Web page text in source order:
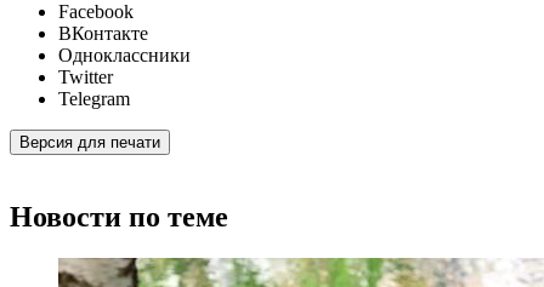
Facebook
ВКонтакте
Одноклассники
Twitter
Telegram
Версия для печати
Новости по теме